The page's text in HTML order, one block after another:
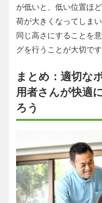
が低いと、低い位置ほ
荷が大きくなってしま
同じ高さにすることを
グを行うことが大切です
まとめ：適切な
用者さんが快適
ろう